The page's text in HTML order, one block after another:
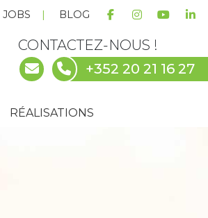
JOBS BLOG
CONTACTEZ-NOUS !
+352 20 21 16 27
RÉALISATIONS